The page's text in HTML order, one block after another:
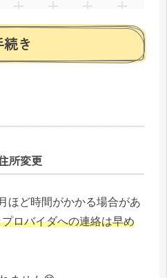
き
所変更
ほど時間がかかる場合があ
ロバイダへの連絡は早め